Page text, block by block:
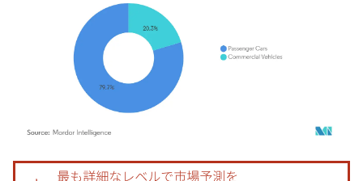
画像 © Mordor Intelligence。再利用にはCC BY 4.0の表示が必要です。